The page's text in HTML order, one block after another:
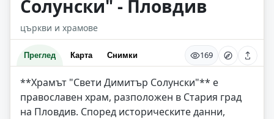
Солунски" - Пловдив
църкви и храмове
Преглед Карта Снимки 169
**Храмът "Свети Димитър Солунски"** е
православен храм, разположен в Стария град
на Пловдив. Според историческите данни,